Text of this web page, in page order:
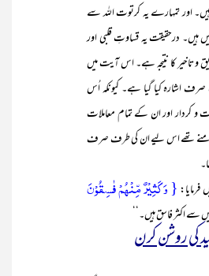
اور تمہارے یہ کرتوت اللہ سے
ہیں۔ درحقیقت یہ قساوتِ قلبی اور
و تاخیر کا نتیجہ ہے۔ اس آیت میں
اشارہ کیا گیا ہے۔ کیونکہ اُس
و کردار اور ان کے تمام معاملات
تھے اس لیے ان کی طرف صرف
{ وَ کَثِیۡرٌ مِّنۡہُمۡ فٰسِقُوۡنَ
سے اکثر فاسق ہیں۔‘‘
کی روشن کرن